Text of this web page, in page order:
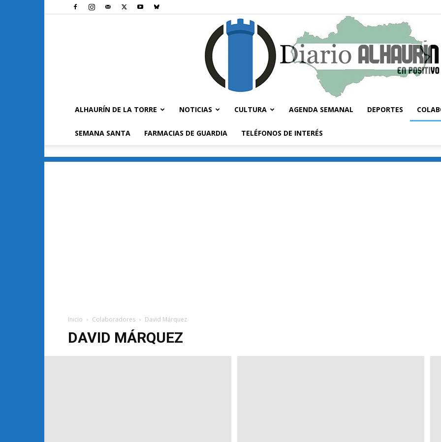
ALHAURÍN DE LA TORRE NOTICIAS CULTURA AGENDA SEMANAL DEPORTES
SEMANA SANTA FARMACIAS DE GUARDIA TELÉFONOS DE INTERÉS
Inicio Colaboradores David Márquez
DAVID MÁRQUEZ